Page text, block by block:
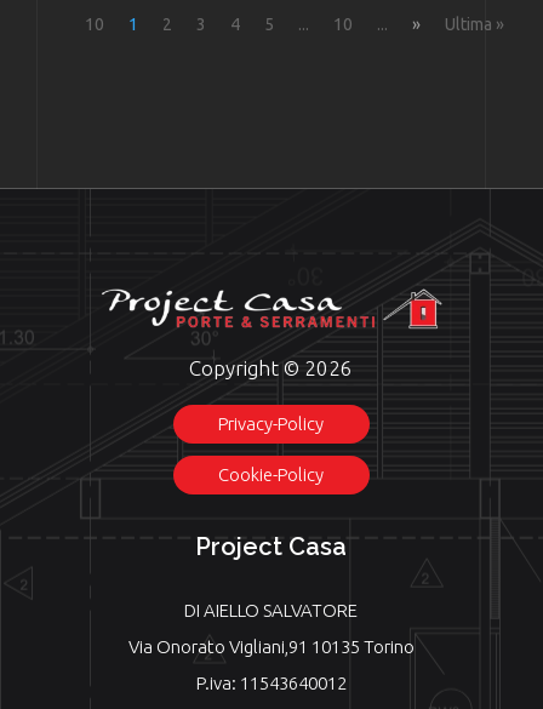
10
1 2 3 4 5 ... 10 ... » Ultima »
Copyright © 2026
Privacy-Policy
Cookie-Policy
Project Casa
DI AIELLO SALVATORE
Via Onorato Vigliani,91 10135 Torino
P.iva: 11543640012